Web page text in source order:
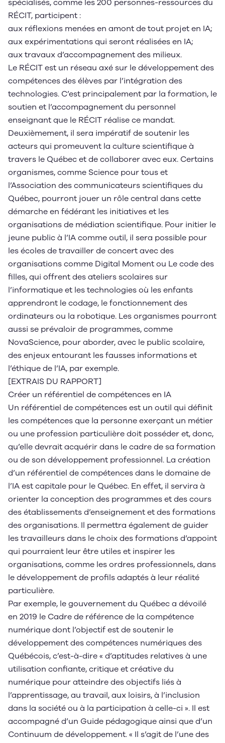
spécialisés, comme les 200 personnes-ressources du
RÉCIT, participent :
aux réflexions menées en amont de tout projet en IA;
aux expérimentations qui seront réalisées en IA;
aux travaux d’accompagnement des milieux.
Le RÉCIT est un réseau axé sur le développement des
compétences des élèves par l’intégration des
technologies. C’est principalement par la formation, le
soutien et l’accompagnement du personnel
enseignant que le RÉCIT réalise ce mandat.
Deuxièmement, il sera impératif de soutenir les
acteurs qui promeuvent la culture scientifique à
travers le Québec et de collaborer avec eux. Certains
organismes, comme Science pour tous et
l’Association des communicateurs scientifiques du
Québec, pourront jouer un rôle central dans cette
démarche en fédérant les initiatives et les
organisations de médiation scientifique. Pour initier le
jeune public à l’IA comme outil, il sera possible pour
les écoles de travailler de concert avec des
organisations comme Digital Moment ou Le code des
filles, qui offrent des ateliers scolaires sur
l’informatique et les technologies où les enfants
apprendront le codage, le fonctionnement des
ordinateurs ou la robotique. Les organismes pourront
aussi se prévaloir de programmes, comme
NovaScience, pour aborder, avec le public scolaire,
des enjeux entourant les fausses informations et
l’éthique de l’IA, par exemple.
[EXTRAIS DU RAPPORT]
Créer un référentiel de compétences en IA
Un référentiel de compétences est un outil qui définit
les compétences que la personne exerçant un métier
ou une profession particulière doit posséder et, donc,
qu’elle devrait acquérir dans le cadre de sa formation
ou de son développement professionnel. La création
d’un référentiel de compétences dans le domaine de
l’IA est capitale pour le Québec. En effet, il servira à
orienter la conception des programmes et des cours
des établissements d’enseignement et des formations
des organisations. Il permettra également de guider
les travailleurs dans le choix des formations d’appoint
qui pourraient leur être utiles et inspirer les
organisations, comme les ordres professionnels, dans
le développement de profils adaptés à leur réalité
particulière.
Par exemple, le gouvernement du Québec a dévoilé
en 2019 le Cadre de référence de la compétence
numérique dont l’objectif est de soutenir le
développement des compétences numériques des
Québécois, c’est-à-dire « d’aptitudes relatives à une
utilisation confiante, critique et créative du
numérique pour atteindre des objectifs liés à
l’apprentissage, au travail, aux loisirs, à l’inclusion
dans la société ou à la participation à celle-ci ». Il est
accompagné d’un Guide pédagogique ainsi que d’un
Continuum de développement. « Il s’agit de l’une des